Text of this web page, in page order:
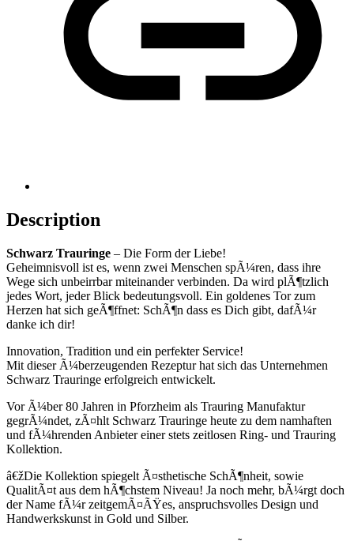
Description
Schwarz Trauringe – Die Form der Liebe!
Geheimnisvoll ist es, wenn zwei Menschen spÃ¼ren, dass ihre
Wege sich unbeirrbar miteinander verbinden. Da wird plÃ¶tzlich
jedes Wort, jeder Blick bedeutungsvoll. Ein goldenes Tor zum
Herzen hat sich geÃ¶ffnet: SchÃ¶n dass es Dich gibt, dafÃ¼r
danke ich dir!
Innovation, Tradition und ein perfekter Service!
Mit dieser Ã¼berzeugenden Rezeptur hat sich das Unternehmen
Schwarz Trauringe erfolgreich entwickelt.
Vor Ã¼ber 80 Jahren in Pforzheim als Trauring Manufaktur
gegrÃ¼ndet, zÃ¤hlt Schwarz Trauringe heute zu dem namhaften
und fÃ¼hrenden Anbieter einer stets zeitlosen Ring- und Trauring
Kollektion.
â€žDie Kollektion spiegelt Ã¤sthetische SchÃ¶nheit, sowie
QualitÃ¤t aus dem hÃ¶chstem Niveau! Ja noch mehr, bÃ¼rgt doch
der Name fÃ¼r zeitgemÃ¤ÃŸes, anspruchsvolles Design und
Handwerkskunst in Gold und Silber.